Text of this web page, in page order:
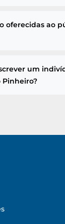
oferecidas ao
um
Pinheiro?